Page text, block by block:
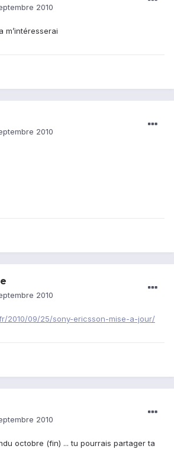
2010
m’intéresserai
2010
2010
2010/09/25/sony-ericsson-mise-a-jour/
2010
octobre (fin) ... tu pourrais partager ta